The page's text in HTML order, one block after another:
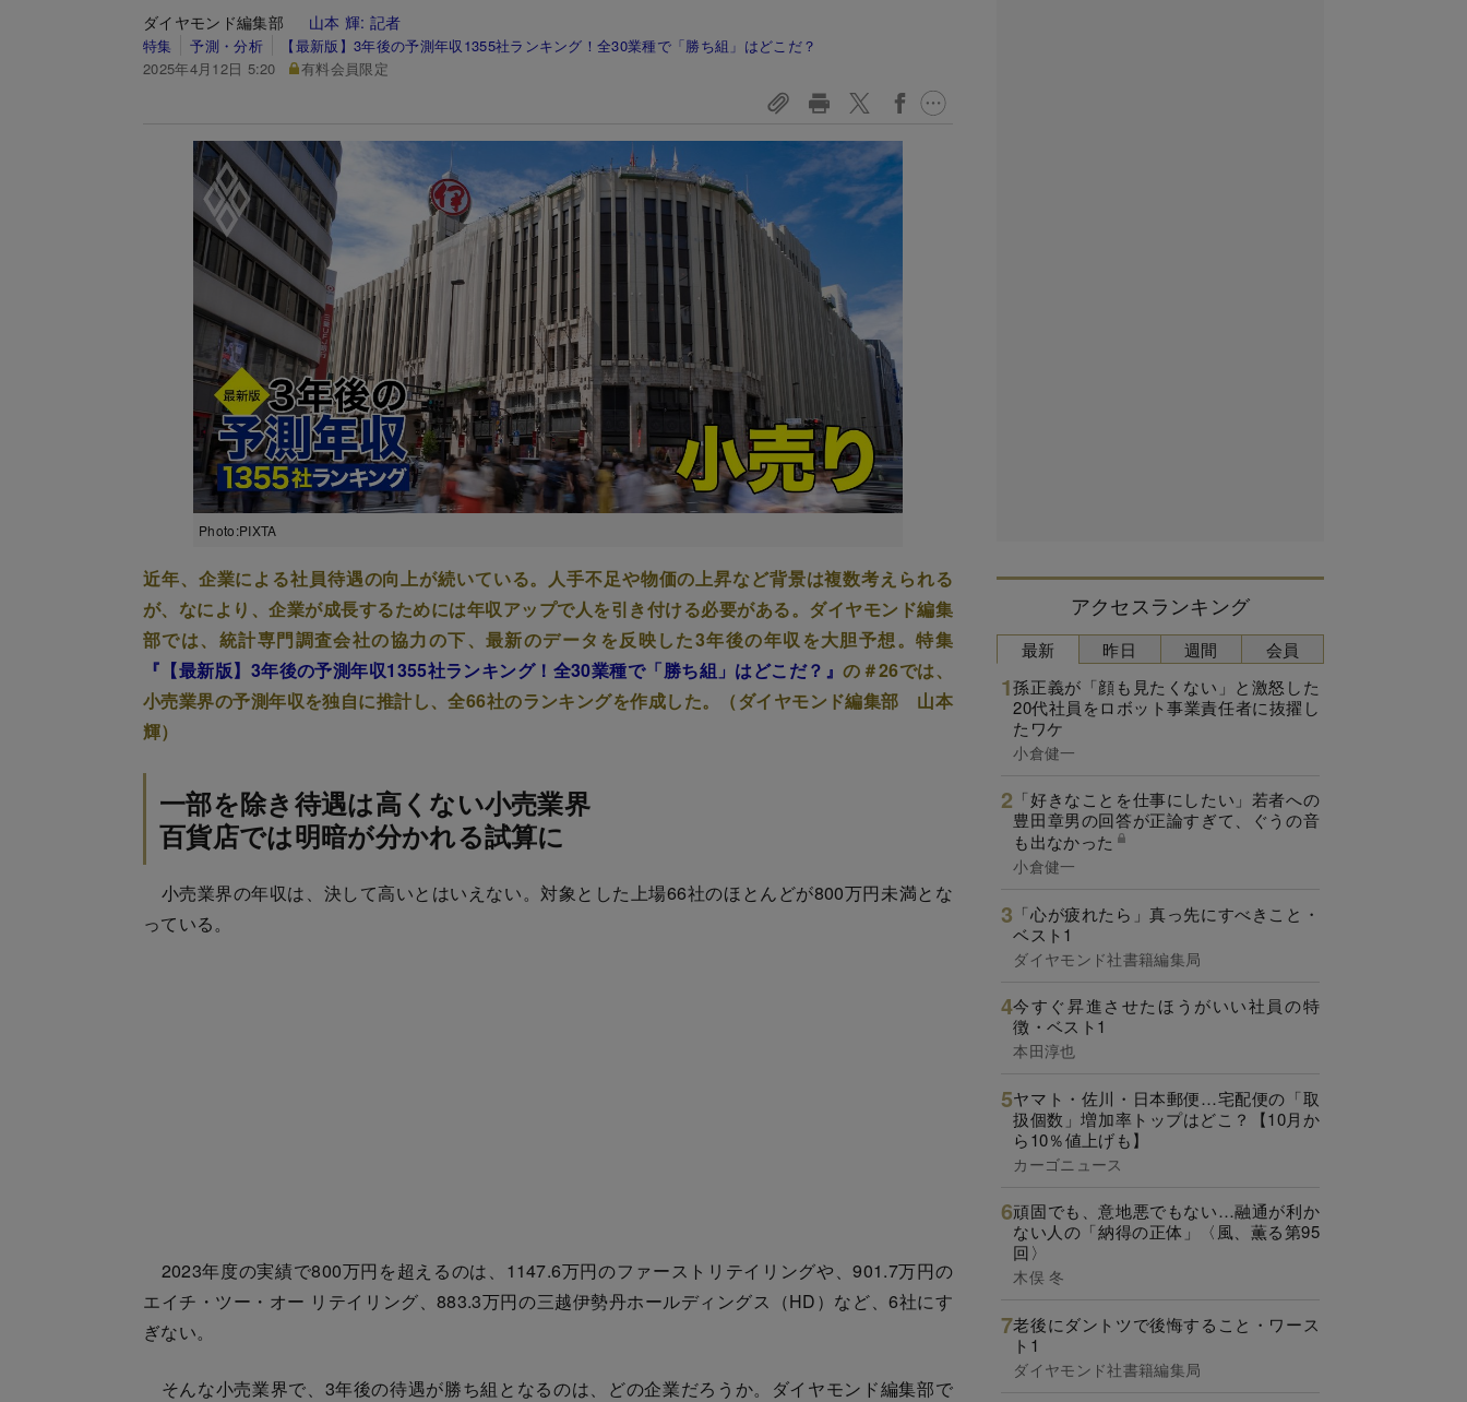
ダイヤモンド編集部 山本 輝: 記者
特集 予測・分析
【最新版】3年後の予測年収1355社ランキング！全30業種で「勝ち組」はどこだ？
2025年4月12日 5:20
有料会員限定
Photo:PIXTA
近年、企業による社員待遇の向上が続いている。人手不足や物価の上昇など背景は複数考えられる
が、なにより、企業が成長するためには年収アップで人を引き付ける必要がある。ダイヤモンド編集
部では、統計専門調査会社の協力の下、最新のデータを反映した3年後の年収を大胆予想。特集
『【最新版】3年後の予測年収1355社ランキング！全30業種で「勝ち組」はどこだ？』の＃26では、
小売業界の予測年収を独自に推計し、全66社のランキングを作成した。（ダイヤモンド編集部 山本
輝）
一部を除き待遇は高くない小売業界
百貨店では明暗が分かれる試算に
小売業界の年収は、決して高いとはいえない。対象とした上場66社のほとんどが800万円未満とな
っている。
2023年度の実績で800万円を超えるのは、1147.6万円のファーストリテイリングや、901.7万円の
エイチ・ツー・オー リテイリング、883.3万円の三越伊勢丹ホールディングス（HD）など、6社にす
ぎない。
そんな小売業界で、3年後の待遇が勝ち組となるのは、どの企業だろうか。ダイヤモンド編集部で
アクセスランキング
最新
孫正義が「顔も見たくない」と激怒した
20代社員をロボット事業責任者に抜擢し
たワケ
小倉健一
「好きなことを仕事にしたい」若者への
豊田章男の回答が正論すぎて、ぐうの音
も出なかった
小倉健一
「心が疲れたら」真っ先にすべきこと・
ベスト1
ダイヤモンド社書籍編集局
今すぐ昇進させたほうがいい社員の特
徴・ベスト1
本田淳也
ヤマト・佐川・日本郵便…宅配便の「取
扱個数」増加率トップはどこ？【10月か
ら10％値上げも】
カーゴニュース
頑固でも、意地悪でもない…融通が利か
ない人の「納得の正体」〈風、薫る第95
回〉
木俣 冬
老後にダントツで後悔すること・ワース
ト1
ダイヤモンド社書籍編集局
昨日 週間 会員